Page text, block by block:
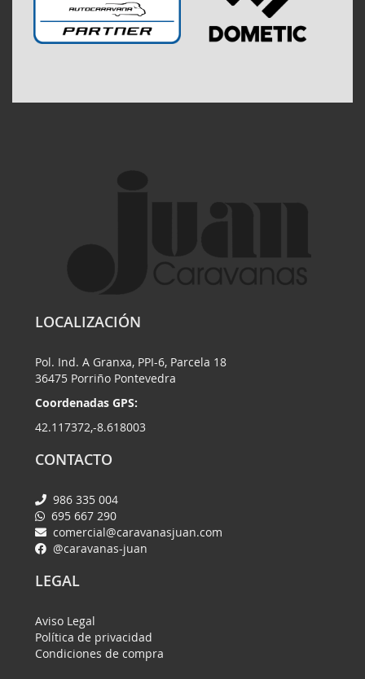
LOCALIZACIÓN
Pol. Ind. A Granxa, PPI-6, Parcela 18
36475 Porriño Pontevedra
Coordenadas GPS:
42.117372,-8.618003
CONTACTO
986 335 004
695 667 290
comercial@caravanasjuan.com
@caravanas-juan
LEGAL
Aviso Legal
Política de privacidad
Condiciones de compra